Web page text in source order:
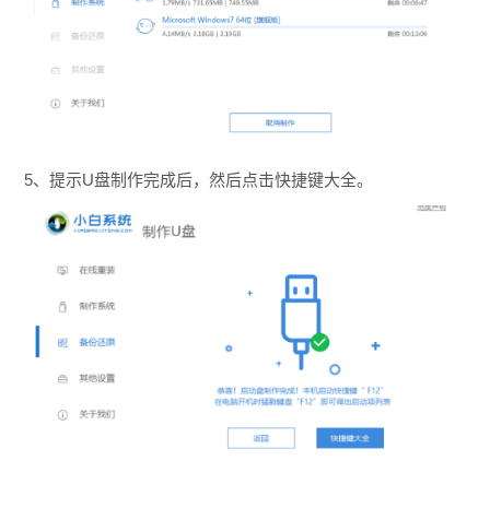
5、提示U盘制作完成后，然后点击快捷键大全。